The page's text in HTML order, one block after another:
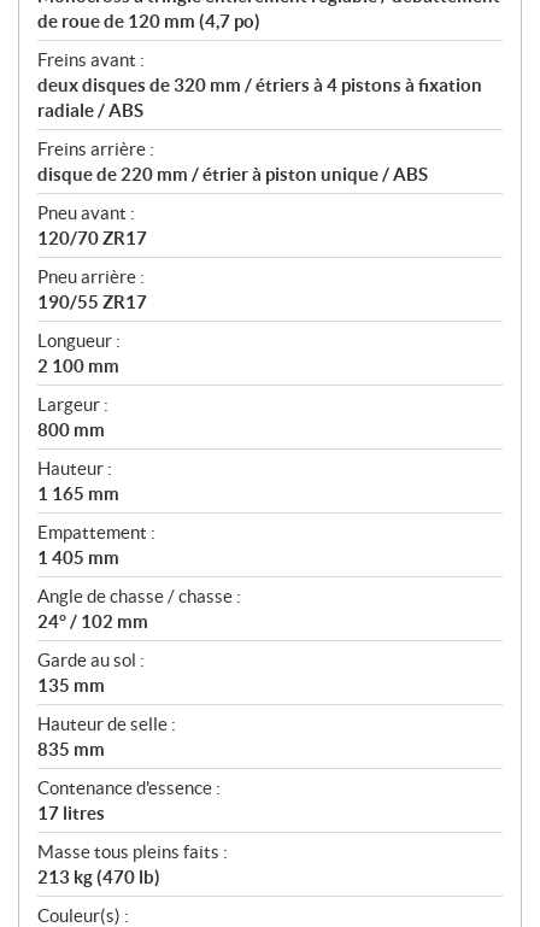
de roue de 120 mm (4,7 po)
Freins avant :
deux disques de 320 mm / étriers à 4 pistons à fixation
radiale / ABS
Freins arrière :
disque de 220 mm / étrier à piston unique / ABS
Pneu avant :
120/70 ZR17
Pneu arrière :
190/55 ZR17
Longueur :
2 100 mm
Largeur :
800 mm
Hauteur :
1 165 mm
Empattement :
1 405 mm
Angle de chasse / chasse :
24° / 102 mm
Garde au sol :
135 mm
Hauteur de selle :
835 mm
Contenance d'essence :
17 litres
Masse tous pleins faits :
213 kg (470 lb)
Couleur(s) :